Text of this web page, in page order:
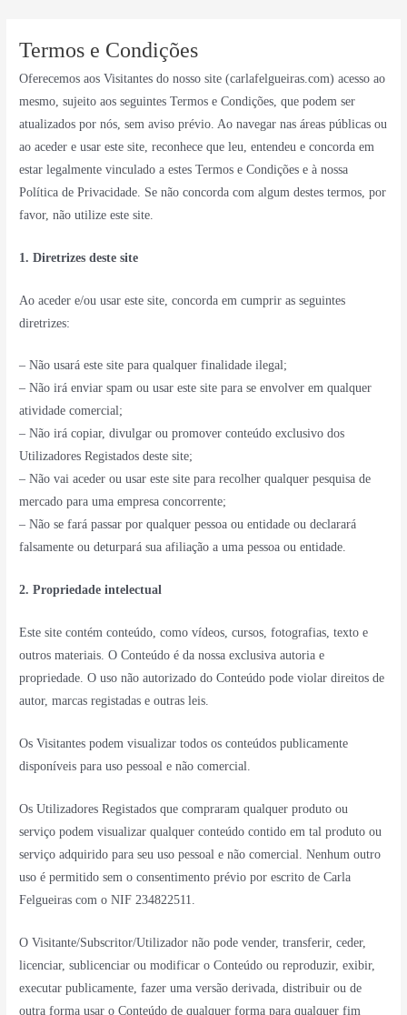
contentTermos e Condições
Oferecemos aos Visitantes do nosso site (carlafelgueiras.com) acesso ao
mesmo, sujeito aos seguintes Termos e Condições, que podem ser
atualizados por nós, sem aviso prévio. Ao navegar nas áreas públicas ou
ao aceder e usar este site, reconhece que leu, entendeu e concorda em
estar legalmente vinculado a estes Termos e Condições e à nossa
Política de Privacidade. Se não concorda com algum destes termos, por
favor, não utilize este site.
1.Diretrizes deste site
Ao aceder e/ou usar este site, concorda em cumprir as seguintes
diretrizes:
– Não usará este site para qualquer finalidade ilegal;
– Não irá enviar spam ou usar este site para se envolver em qualquer
atividade comercial;
– Não irá copiar, divulgar ou promover conteúdo exclusivo dos
Utilizadores Registados deste site;
– Não vai aceder ou usar este site para recolher qualquer pesquisa de
mercado para uma empresa concorrente;
– Não se fará passar por qualquer pessoa ou entidade ou declarará
falsamente ou deturpará sua afiliação a uma pessoa ou entidade.
2. Propriedade intelectual
Este site contém conteúdo, como vídeos, cursos, fotografias, texto e
outros materiais. O Conteúdo é da nossa exclusiva autoria e
propriedade. O uso não autorizado do Conteúdo pode violar direitos de
autor, marcas registadas e outras leis.
Os Visitantes podem visualizar todos os conteúdos publicamente
disponíveis para uso pessoal e não comercial.
Os Utilizadores Registados que compraram qualquer produto ou
serviço podem visualizar qualquer conteúdo contido em tal produto ou
serviço adquirido para seu uso pessoal e não comercial. Nenhum outro
uso é permitido sem o consentimento prévio por escrito de Carla
Felgueiras com o NIF 234822511.
O Visitante/Subscritor/Utilizador não pode vender, transferir, ceder,
licenciar, sublicenciar ou modificar o Conteúdo ou reproduzir, exibir,
executar publicamente, fazer uma versão derivada, distribuir ou de
outra forma usar o Conteúdo de qualquer forma para qualquer fim